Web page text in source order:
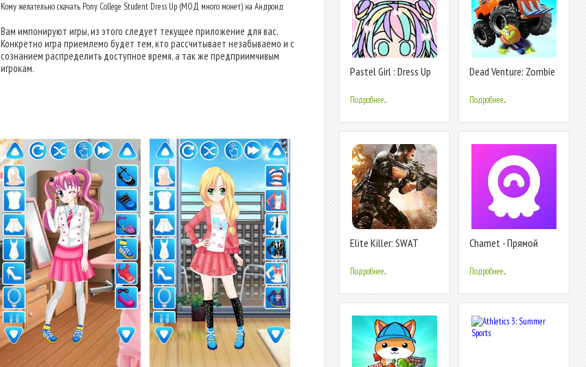
Кому желательно скачать Pony College Student Dress Up (МОД много монет) на Андроид
Вам импонируют игры, из этого следует текущее приложение для вас.
Конкретно игра приемлемо будет тем, кто рассчитывает незабываемо и с
сознанием распределить доступное время, а так же предприимчивым
игрокам.
Pastel Girl : Dress Up
Подробнее...
Dead Venture: Zombie
Подробнее...
Elite Killer: SWAT
Подробнее...
Chamet - Прямой
Подробнее...